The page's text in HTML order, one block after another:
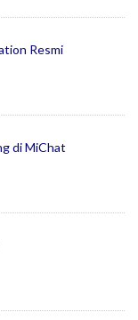
Resmi
di MiChat